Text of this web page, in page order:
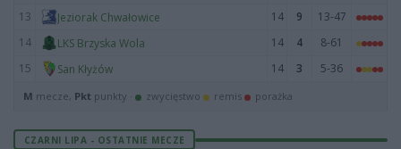
13
Jeziorak Chwałowice 14 9
13-47
14
LKS Brzyska Wola 14 4
8-61
15
San Kłyżów 14 3 5-36
M mecze, Pkt punkty · zwycięstwo remis porażka
CZARNI LIPA - OSTATNIE MECZE